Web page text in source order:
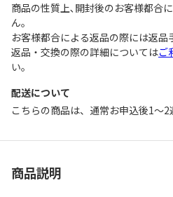
商品の性質上､開封後のお客様都合
ん｡
お客様都合による返品の際には返
返品・交換の際の詳細についてはご
い。
配送について
こちらの商品は、通常お申込後1～2
商品説明